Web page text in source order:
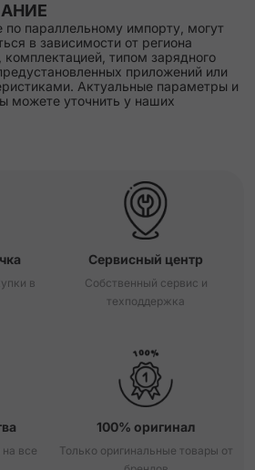
параллельному импорту, могут
в зависимости от региона
типом зарядного
приложений или
Актуальные параметры и
можете уточнить у наших
в
Сервисный центр
Собственный сервис и
техподдержка
все
100% оригинал
Только оригинальные товары от